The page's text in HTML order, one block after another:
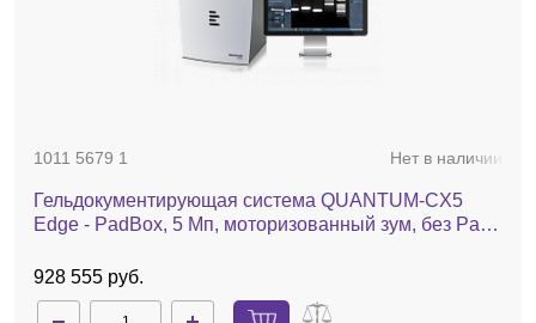
1011 5679 1 Нет в наличии
Гельдокументирующая система QUANTUM-CX5
Edge - PadBox, 5 Мп, моторизованный зум, без Pad-
928 555 руб.